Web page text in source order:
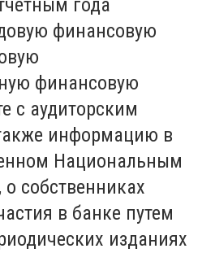
года
финансовую
финансовую
с аудиторским
информацию в
Национальным
собственниках
в банке путем
изданиях